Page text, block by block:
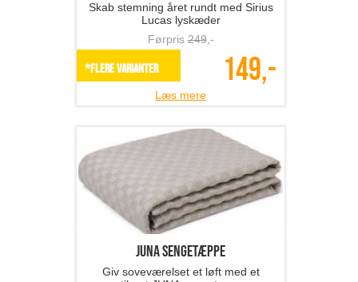
Skab stemning året rundt med Sirius
Lucas lyskæder
Førpris249,-
*Flere varianter 149,-
Læs mere
JUNA sengetæppe
Giv soveværelset et løft med et